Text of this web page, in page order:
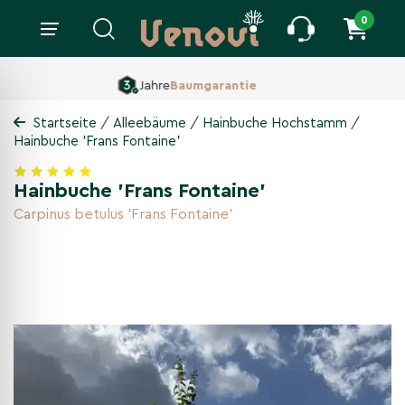
0
160 ha Baumschule,Seit 1860
Startseite / Alleebäume / Hainbuche Hochstamm /
Hainbuche 'Frans Fontaine'
Hainbuche 'Frans Fontaine'
Carpinus betulus 'Frans Fontaine'